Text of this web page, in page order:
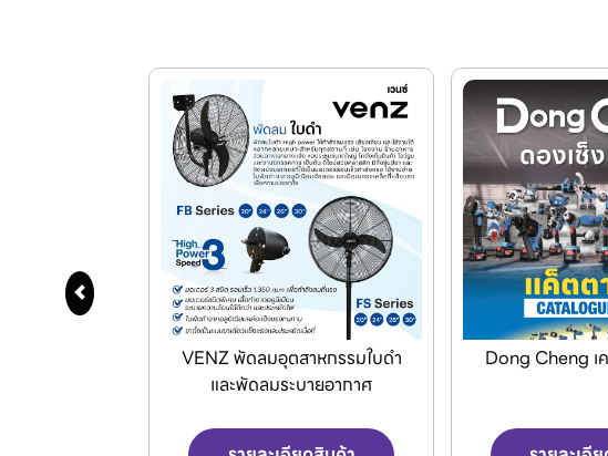
VENZ พัดลมอุตสาหกรรมใบดำ
และพัดลมระบายอากาศ
Dong Cheng เครื่องมือไร้สาย